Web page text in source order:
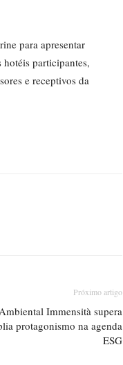
para apresentar
participantes,
e receptivos da
Próximo artigo
Immensità supera
protagonismo na agenda
ESG